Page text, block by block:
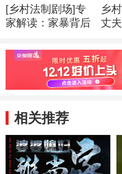
[乡村法制剧场]专
家解读：家暴背后
乡
丈
相关推荐